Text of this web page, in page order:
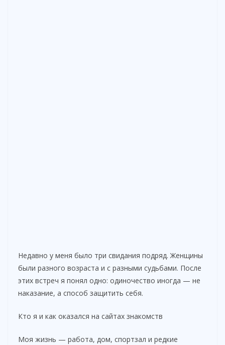
Недавно у меня было три свидания подряд. Женщины
были разного возраста и с разными судьбами. После
этих встреч я понял одно: одиночество иногда — не
наказание, а способ защитить себя.
Кто я и как оказался на сайтах знакомств
Моя жизнь — работа, дом, спортзал и редкие